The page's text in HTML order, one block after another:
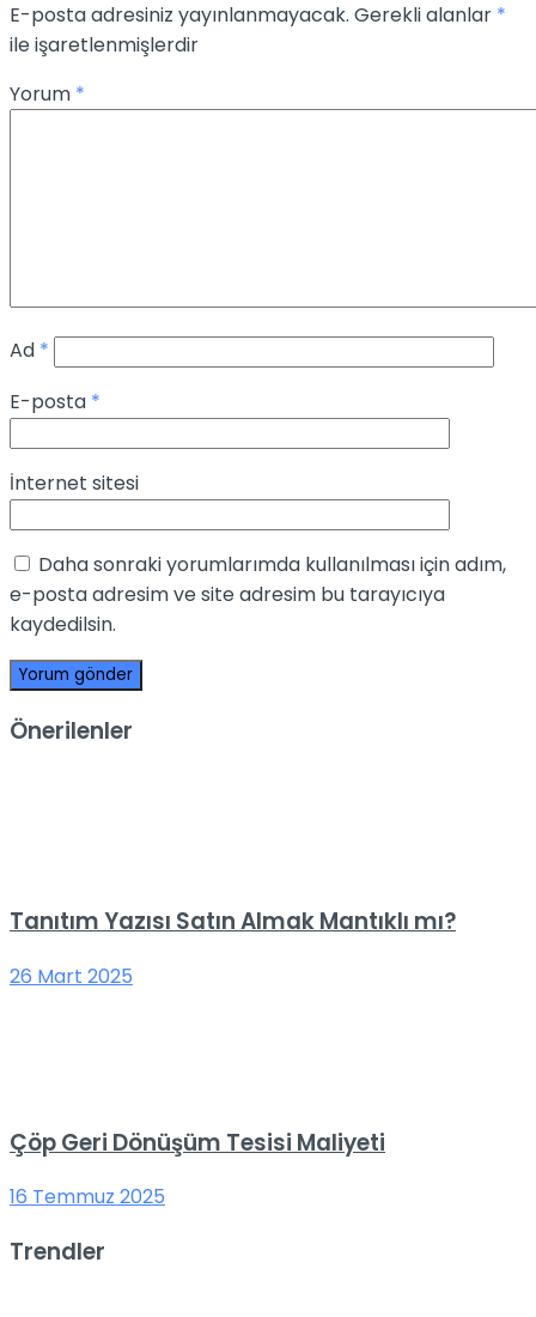
E-posta adresiniz yayınlanmayacak. Gerekli alanlar *
ile işaretlenmişlerdir
Yorum *
Ad *
E-posta *
İnternet sitesi
Daha sonraki yorumlarımda kullanılması için adım,
e-posta adresim ve site adresim bu tarayıcıya
kaydedilsin.
Önerilenler
Tanıtım Yazısı Satın Almak Mantıklı mı?
26 Mart 2025
Çöp Geri Dönüşüm Tesisi Maliyeti
16 Temmuz 2025
Trendler